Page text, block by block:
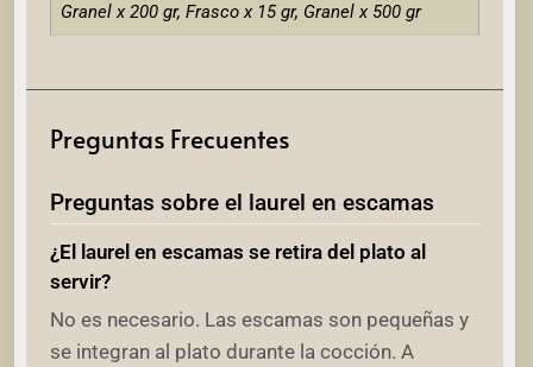
Granel x 200 gr, Frasco x 15 gr, Granel x 500 gr
Preguntas Frecuentes
Preguntas sobre el laurel en escamas
¿El laurel en escamas se retira del plato al
servir?
No es necesario. Las escamas son pequeñas y
se integran al plato durante la cocción. A